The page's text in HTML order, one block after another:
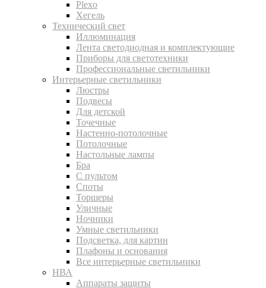
Plexo
Хегель
Технический свет
Иллюминация
Лента светодиодная и комплектующие
Приборы для светотехники
Профессиональные светильники
Интерьерные светильники
Люстры
Подвесы
Для детской
Точечные
Настенно-потолочные
Потолочные
Настольные лампы
Бра
С пультом
Споты
Торшеры
Уличные
Ночники
Умные светильники
Подсветка, для картин
Плафоны и основания
Все интерьерные светильники
НВА
Аппараты защиты